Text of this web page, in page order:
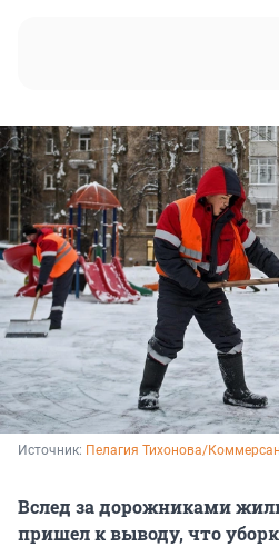
Источник: Пелагия Тихонова/
Вслед за дорожниками
пришел к выводу, что